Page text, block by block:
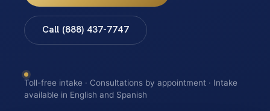
Call (888) 437-7747
Toll-free intake · Consultations by appointment · Intake
available in English and Spanish